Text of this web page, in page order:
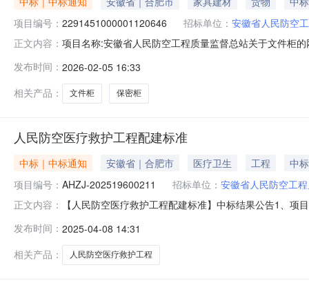
项目编号： 2291451000001120646 招标单位： 安徽省人民防空
正文内容： 项目名称:安徽省人民防空工程质量监督总站关于文件柜
位名称:安徽省人民防空工程质量监督总站采购单位地址
发布时间： 2026-02-05 16:33
相关产品：
文件柜 保密柜
人民防空医疗救护工程配建标准
中标｜中标通知 安徽省｜合肥市 医疗卫生 工程
中
项目编号： AHZJ-202519600211 招标单位： 安徽省人民防空工
正文内容：
【人民防空医疗救护工程配建标准】中标结果公告1、
号供应商名称供应商地址中标（成交）金额1浙江省地下
要标的
发布时间： 2025-04-08 14:31
相关产品：
人民防空医疗救护工程